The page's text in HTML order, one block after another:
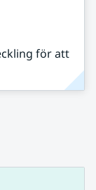
för att